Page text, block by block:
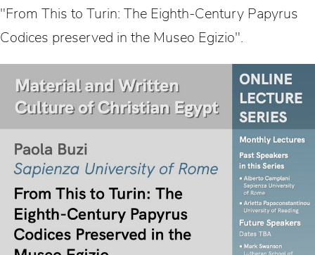
"From This to Turin: The Eighth-Century Papyrus
Codices preserved in the Museo Egizio".